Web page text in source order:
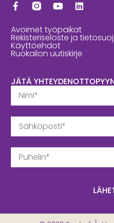
Avoimet työpaikat
Rekisteriseloste ja
Käyttöehdot
Ruokailon uutiskirje
JÄTÄ